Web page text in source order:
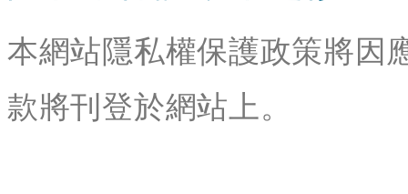
本網站隱私權保護政策將因
款將刊登於網站上。